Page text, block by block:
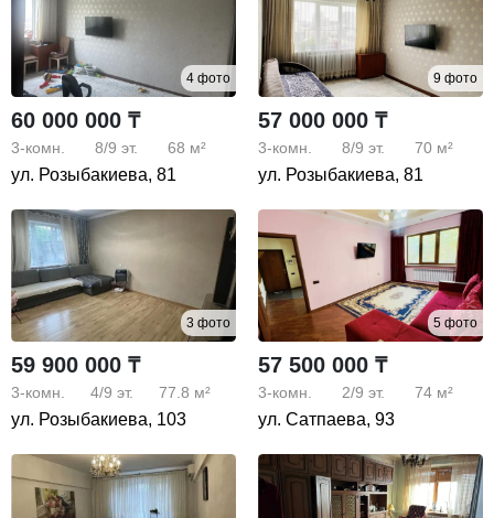
4 фото
60 000 000 ₸
3-комн. 8/9 эт. 68 м²
ул. Розыбакиева, 81
9 фото
57 000 000 ₸
3-комн. 8/9 эт. 70 м²
ул. Розыбакиева, 81
3 фото
59 900 000 ₸
3-комн. 4/9 эт. 77.8 м²
ул. Розыбакиева, 103
5 фото
57 500 000 ₸
3-комн. 2/9 эт. 74 м²
ул. Сатпаева, 93